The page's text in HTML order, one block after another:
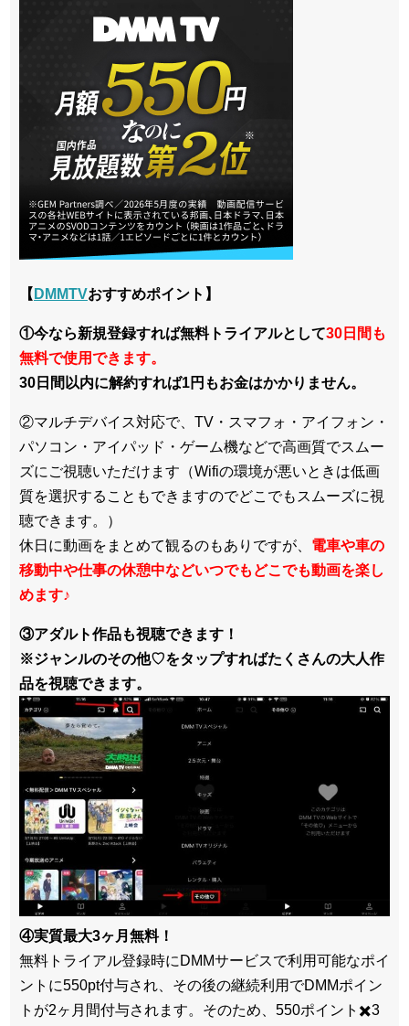
【 DMMTVおすすめポイント】
①今なら新規登録すれば無料トライアルとして30日間も
無料で使用できます。
30日間以内に解約すれば1円もお金はかかりません。
②マルチデバイス対応で、TV・スマフォ・アイフォン・
パソコン・アイパッド・ゲーム機などで高画質でスムー
ズにご視聴いただけます（Wifiの環境が悪いときは低画
質を選択することもできますのでどこでもスムーズに視
聴できます。）
休日に動画をまとめて観るのもありですが、 電車や車の
移動中や仕事の休憩中などいつでもどこでも動画を楽し
めます♪
③アダルト作品も視聴できます！
※ジャンルのその他♡をタップすればたくさんの大人作
品を視聴できます。
④実質最大3ヶ月無料！
無料トライアル登録時にDMMサービスで利用可能なポイ
ントに550pt付与され、その後の継続利用でDMMポイン
トが2ヶ月間付与されます。そのため、550ポイント✖️3